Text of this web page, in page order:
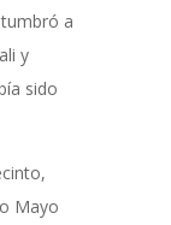
a
y
sido
Mayo